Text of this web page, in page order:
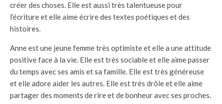
créer des choses. Elle est aussi très talentueuse pour
l’écriture et elle aime écrire des textes poétiques et des
histoires.
Anne est une jeune femme très optimiste et elle a une attitude
positive face à la vie. Elle est très sociable et elle aime passer
du temps avec ses amis et sa famille. Elle est très généreuse
et elle adore aider les autres. Elle est très drôle et elle aime
partager des moments de rire et de bonheur avec ses proches.